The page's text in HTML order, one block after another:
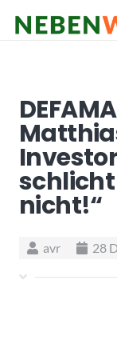
schlicht
nicht!“
avr 28